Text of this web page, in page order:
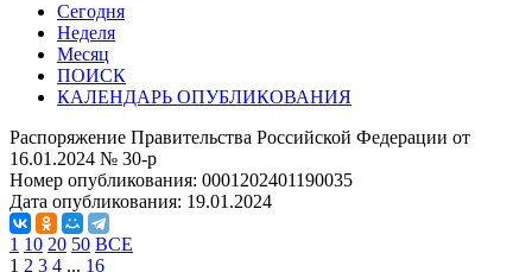
Сегодня
Неделя
Месяц
ПОИСК
КАЛЕНДАРЬ ОПУБЛИКОВАНИЯ
Распоряжение Правительства Российской Федерации от
16.01.2024 № 30-р
Номер опубликования: 0001202401190035
Дата опубликования: 19.01.2024
1 10 20 50 ВСЕ
1 2 3 4 ... 16